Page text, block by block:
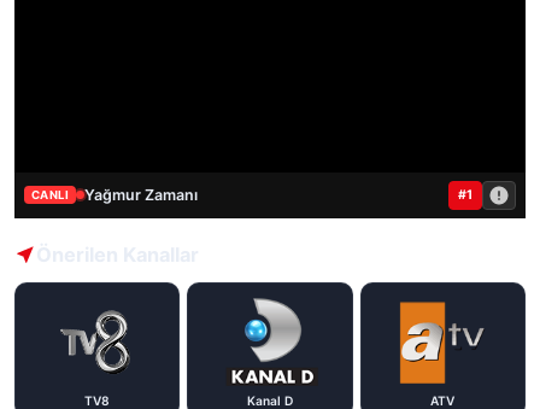
CANLI Yağmur Zamanı #1
TV8 Kanal D ATV